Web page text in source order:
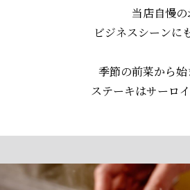
当店自慢
ビジネスシーンに
季節の前菜から始
ステーキはサーロ